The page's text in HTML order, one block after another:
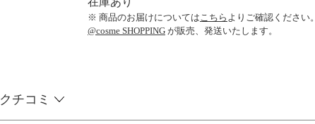
※ 商品のお届けについては こちら よりご確認ください。
@cosme SHOPPING が販売、発送いたします。
クチコミ